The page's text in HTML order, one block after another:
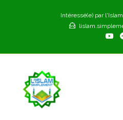
Intéressé(e) par